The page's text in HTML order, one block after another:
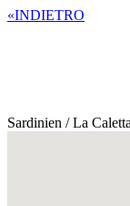
«INDIETRO
Sardinien / La